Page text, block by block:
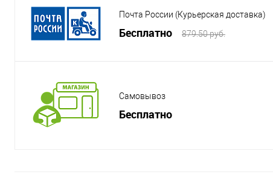
Почта России (Курьерская доставка)
Бесплатно 879.50 руб.
Самовывоз
Бесплатно